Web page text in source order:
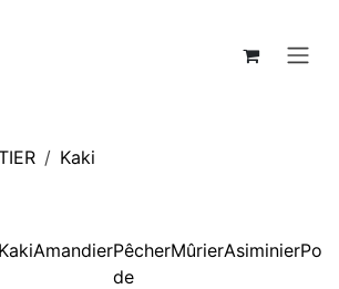
Kaki
KakiAmandierPêcher
de
MûrierAsiminier